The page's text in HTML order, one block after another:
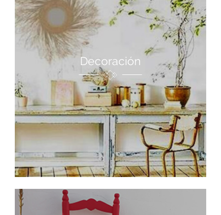
Decoración